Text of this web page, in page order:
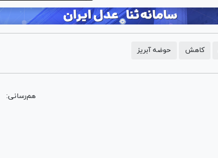
کاهش حوضه آبریز
هم‌رسانی: